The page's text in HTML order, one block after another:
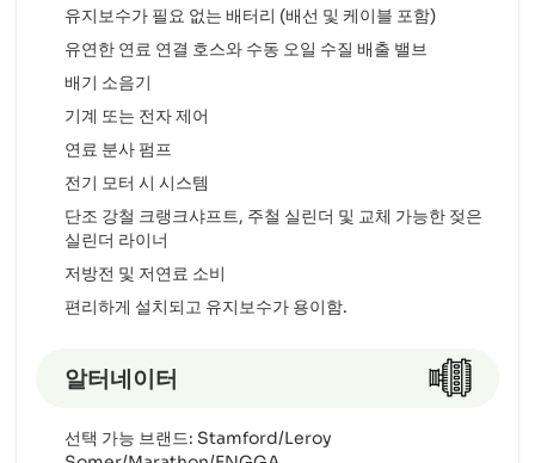
유지보수가 필요 없는 배터리 (배선 및 케이블 포함)
유연한 연료 연결 호스와 수동 오일 수질 배출 밸브
배기 소음기
기계 또는 전자 제어
연료 분사 펌프
전기 모터 시 시스템
단조 강철 크랭크샤프트, 주철 실린더 및 교체 가능한 젖은
실린더 라이너
저방전 및 저연료 소비
편리하게 설치되고 유지보수가 용이함.
알터네이터
선택 가능 브랜드: Stamford/Leroy